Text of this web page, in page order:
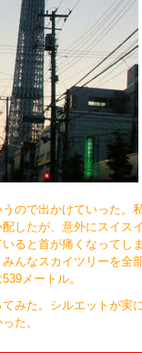
ので出かけていった。
したが、意外にスイス
ると首が痛くなってし
んなスカイツリーを全
メートル。
みた。シルエットが実
た。